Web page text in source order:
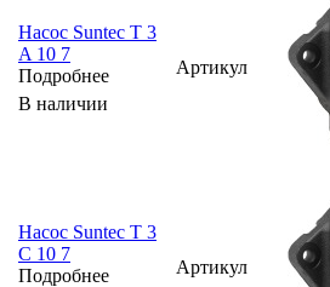
Насос Suntec T 3
A 10 7
Подробнее
В наличии
Артикул
Насос Suntec T 3
C 10 7
Подробнее
Артикул